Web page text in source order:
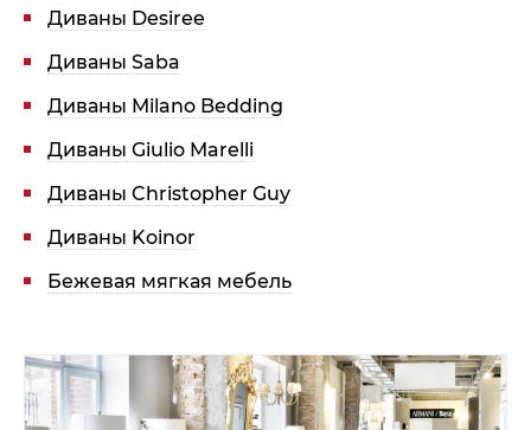
Диваны Desiree
Диваны Saba
Диваны Milano Bedding
Диваны Giulio Marelli
Диваны Christopher Guy
Диваны Koinor
Бежевая мягкая мебель